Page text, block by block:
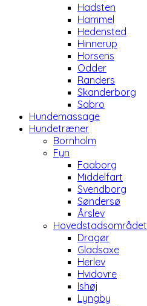
Hadsten
Hammel
Hedensted
Hinnerup
Horsens
Odder
Randers
Skanderborg
Sabro
Hundemassage
Hundetræner
Bornholm
Fyn
Faaborg
Middelfart
Svendborg
Søndersø
Årslev
Hovedstadsområdet
Dragør
Gladsaxe
Herlev
Hvidovre
Ishøj
Lyngby